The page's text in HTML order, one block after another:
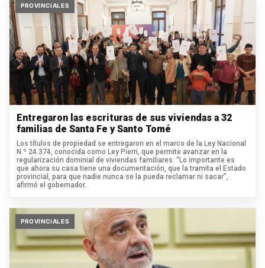
PROVINCIALES
Entregaron las escrituras de sus viviendas a 32
familias de Santa Fe y Santo Tomé
Los títulos de propiedad se entregaron en el marco de la Ley Nacional
N.º 24.374, conocida como Ley Pierri, que permite avanzar en la
regularización dominial de viviendas familiares. “Lo importante es
que ahora su casa tiene una documentación, que la tramita el Estado
provincial, para que nadie nunca se la pueda reclamar ni sacar”,
afirmó el gobernador.
PROVINCIALES